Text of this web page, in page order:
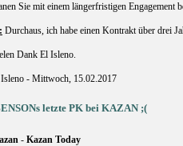
Sie mit einem längerfristigen Engagement
Durchaus, ich habe einen Kontrakt über drei
Dank El Isleno.
- Mittwoch, 15.02.2017
letzte PK bei KAZAN ;(
- Kazan Today